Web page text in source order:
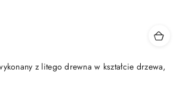
z litego drewna w kształcie drzewa,